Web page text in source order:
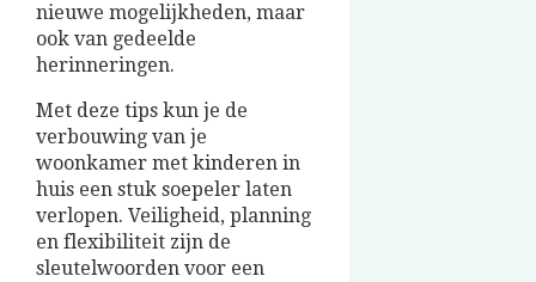
nieuwe mogelijkheden, maar
ook van gedeelde
herinneringen.
Met deze tips kun je de
verbouwing van je
woonkamer met kinderen in
huis een stuk soepeler laten
verlopen. Veiligheid, planning
en flexibiliteit zijn de
sleutelwoorden voor een